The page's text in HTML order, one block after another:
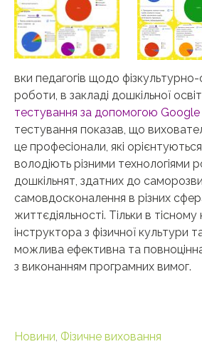
вки педагогів щодо
роботи, в закладі дошкільної
тестування за допомогою
тестування показав, що
це професіонали, які
володіють різними технологіями
дошкільнят, здатних до
самовдосконалення в різних
життєдіяльності. Тільки в тісному
інструктора з фізичної культури
можлива ефективна та повноцінна
з виконанням програмних вимог.
Новини Фізичне виховання